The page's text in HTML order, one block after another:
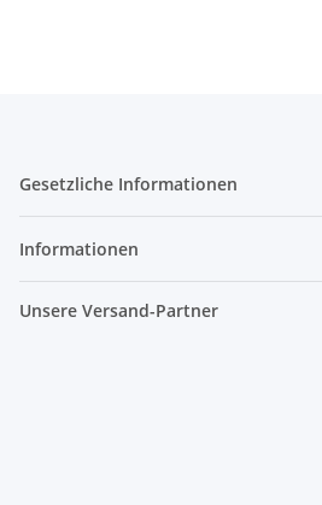
Gesetzliche Informationen
Informationen
Unsere Versand-Partner